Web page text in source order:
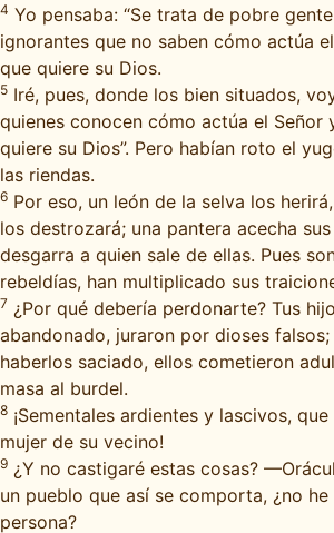
4 Yo pensaba: “Se trata de pobre
ignorantes que no saben cómo actúa
que quiere su Dios.
5 Iré, pues, donde los bien situados,
quienes conocen cómo actúa el Señor
quiere su Dios”. Pero habían roto el
las riendas.
6 Por eso, un león de la selva los
los destrozará; una pantera acecha
desgarra a quien sale de ellas. Pues
rebeldías, han multiplicado sus
7 ¿Por qué debería perdonarte? Tus
abandonado, juraron por dioses
haberlos saciado, ellos cometieron
masa al burdel.
8 ¡Sementales ardientes y lascivos,
mujer de su vecino!
9 ¿Y no castigaré estas cosas?
un pueblo que así se comporta, ¿no
persona?